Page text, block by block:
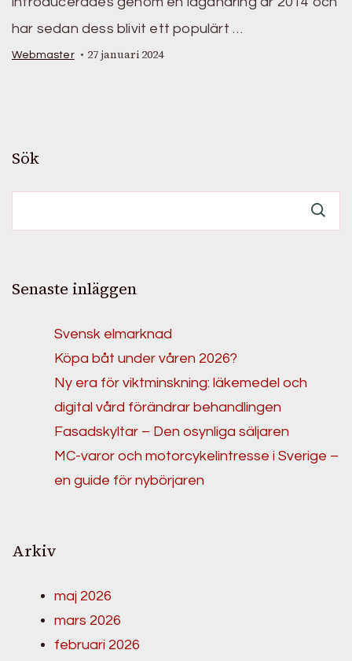
har sedan dess blivit ett populärt …
Webmaster 27 januari 2024
Sök
Senaste inläggen
Svensk elmarknad
Köpa båt under våren 2026?
Ny era för viktminskning: läkemedel och
digital vård förändrar behandlingen
Fasadskyltar – Den osynliga säljaren
MC-varor och motorcykelintresse i Sverige –
en guide för nybörjaren
Arkiv
maj 2026
mars 2026
februari 2026